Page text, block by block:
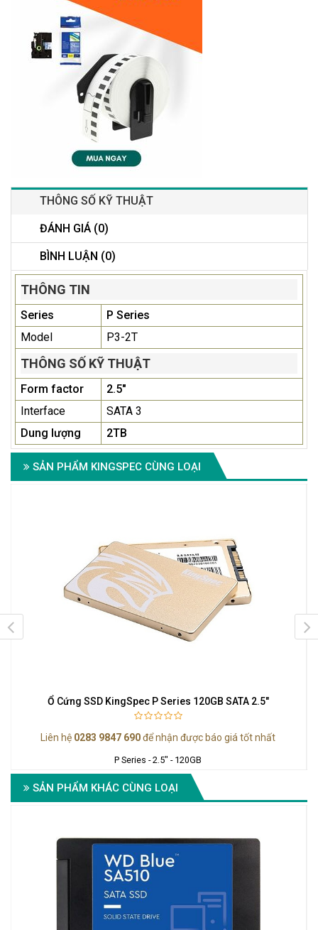
THÔNG SỐ KỸ THUẬT
ĐÁNH GIÁ (0)
BÌNH LUẬN (0)
THÔNG TIN
Series
P Series
Model
P3-2T
THÔNG SỐ KỸ THUẬT
Form factor
2.5"
Interface
SATA 3
Dung lượng
2TB
SẢN PHẨM KINGSPEC CÙNG LOẠI
Ổ Cứng SSD KingSpec P Series 120GB SATA 2.5"
Liên hệ 0283 9847 690để nhận được báo giá tốt nhất
P Series - 2.5" - 120GB
SẢN PHẨM KHÁC CÙNG LOẠI